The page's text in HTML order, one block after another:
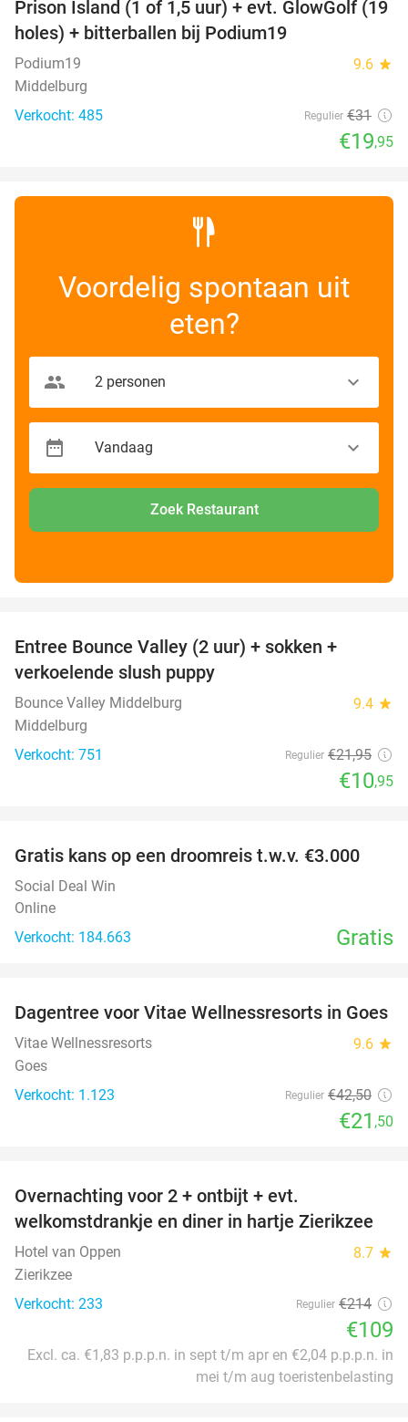
36%
Prison Island (1 of 1,5 uur) + evt. GlowGolf (19
holes) + bitterballen bij Podium19
Podium19 9.6 star
Middelburg
Verkocht: 485
Regulier €31
€19,95
Voordelig spontaan uit
eten?
Zoek Restaurant
Entree Bounce Valley (2 uur) + sokken +
verkoelende slush puppy
Bounce Valley Middelburg 9.4 star
Middelburg
Verkocht: 751
Regulier €21,95
€10,95
Gratis kans op een droomreis t.w.v. €3.000
Social Deal Win
Online
Verkocht: 184.663
Gratis
49%
Dagentree voor Vitae Wellnessresorts in Goes
Vitae Wellnessresorts 9.6 star
Goes
Verkocht: 1.123
Regulier €42,50
€21 ,50
Overnachting voor 2 + ontbijt + evt.
welkomstdrankje en diner in hartje Zierikzee
Hotel van Oppen 8.7 star
Zierikzee
Verkocht: 233
Regulier €214
€109
Excl. ca. €1,83 p.p.p.n. in sept t/m apr en €2,04 p.p.p.n. in
mei t/m aug toeristenbelasting